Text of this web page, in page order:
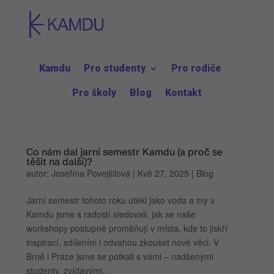
Kamdu Pro studenty Pro rodiče
Pro školy Blog Kontakt
Co nám dal jarní semestr Kamdu (a proč se
těšit na další)?
autor:Josefína Povejšilová | Kvě 27, 2025 | Blog
Jarní semestr tohoto roku utekl jako voda a my v
Kamdu jsme s radostí sledovali, jak se naše
workshopy postupně proměňují v místa, kde to jiskří
inspirací, sdílením i odvahou zkoušet nové věci. V
Brně i Praze jsme se potkali s vámi – nadšenými
studenty, zvídavými...